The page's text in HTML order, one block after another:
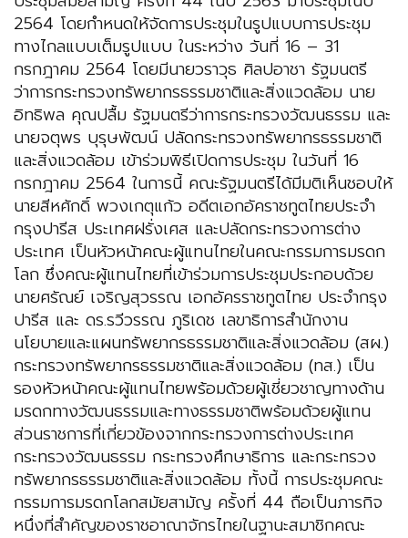
2564 โดยกำหนดให้จัดการประชุมในรูปแบบการประชุม
ทางไกลแบบเต็มรูปแบบ ในระหว่าง วันที่ 16 – 31
กรกฎาคม 2564 โดยมีนายวราวุธ ศิลปอาชา รัฐมนตรี
ว่าการกระทรวงทรัพยากรธรรมชาติและสิ่งแวดล้อม นาย
อิทธิพล คุณปลื้ม รัฐมนตรีว่าการกระทรวงวัฒนธรรม และ
นายจตุพร บุรุษพัฒน์ ปลัดกระทรวงทรัพยากรธรรมชาติ
และสิ่งแวดล้อม เข้าร่วมพิธีเปิดการประชุม ในวันที่ 16
กรกฎาคม 2564 ในการนี้ คณะรัฐมนตรีได้มีมติเห็นชอบให้
นายสีหศักดิ์ พวงเกตุแก้ว อดีตเอกอัคราชทูตไทยประจำ
กรุงปารีส ประเทศฝรั่งเศส และปลัดกระทรวงการต่าง
ประเทศ เป็นหัวหน้าคณะผู้แทนไทยในคณะกรรมการมรดก
โลก ซึ่งคณะผู้แทนไทยที่เข้าร่วมการประชุมประกอบด้วย
นายศรัณย์ เจริญสุวรรณ เอกอัครราชทูตไทย ประจำกรุง
ปารีส และ ดร.รวีวรรณ ภูริเดช เลขาธิการสำนักงาน
นโยบายและแผนทรัพยากรธรรมชาติและสิ่งแวดล้อม (สผ.)
กระทรวงทรัพยากรธรรมชาติและสิ่งแวดล้อม (ทส.) เป็น
รองหัวหน้าคณะผู้แทนไทยพร้อมด้วยผู้เชี่ยวชาญทางด้าน
มรดกทางวัฒนธรรมและทางธรรมชาติพร้อมด้วยผู้แทน
ส่วนราชการที่เกี่ยวข้องจากกระทรวงการต่างประเทศ
กระทรวงวัฒนธรรม กระทรวงศึกษาธิการ และกระทรวง
ทรัพยากรธรรมชาติและสิ่งแวดล้อม ทั้งนี้ การประชุมคณะ
กรรมการมรดกโลกสมัยสามัญ ครั้งที่ 44 ถือเป็นภารกิจ
หนึ่งที่สำคัญของราชอาณาจักรไทยในฐานะสมาชิกคณะ